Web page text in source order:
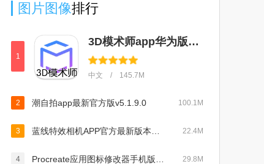
能在线播放，支持切换选集
图片图像排行
1
3D模术师app华为版v1.0官方版
中文 / 145.7M
2 潮自拍app最新官方版v5.1.9.0 100.1M
3 22.4M
4 29.8M